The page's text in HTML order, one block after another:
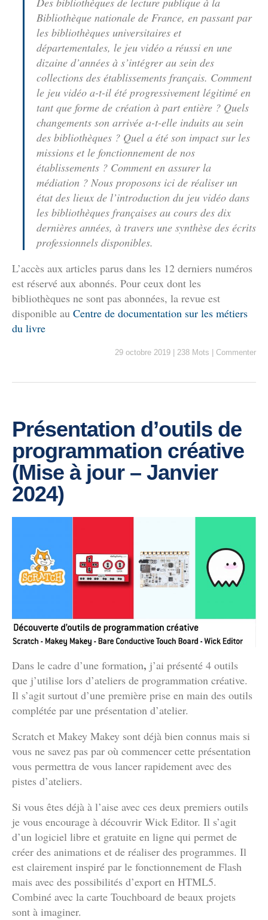
Bibliothèque nationale de France, en passant par
les bibliothèques universitaires et
départementales, le jeu vidéo a réussi en une
dizaine d’années à s’intégrer au sein des
collections des établissements français. Comment
le jeu vidéo a-t-il été progressivement légitimé en
tant que forme de création à part entière ? Quels
changements son arrivée a-t-elle induits au sein
des bibliothèques ? Quel a été son impact sur les
missions et le fonctionnement de nos
établissements ? Comment en assurer la
médiation ? Nous proposons ici de réaliser un
état des lieux de l’introduction du jeu vidéo dans
les bibliothèques françaises au cours des dix
dernières années, à travers une synthèse des écrits
professionnels disponibles.
L’accès aux articles parus dans les 12 derniers numéros
est réservé aux abonnés. Pour ceux dont les
bibliothèques ne sont pas abonnées, la revue est
disponible au Centre de documentation sur les métiers
du livre
29 octobre 2019 238 Mots Commenter
Présentation d’outils de
programmation créative
(Mise à jour – Janvier
2024)
Dans le cadre d’une formation, j’ai présenté 4 outils
que j’utilise lors d’ateliers de programmation créative.
Il s’agit surtout d’une première prise en main des outils
complétée par une présentation d’atelier.
Scratch et Makey Makey sont déjà bien connus mais si
vous ne savez pas par où commencer cette présentation
vous permettra de vous lancer rapidement avec des
pistes d’ateliers.
Si vous êtes déjà à l’aise avec ces deux premiers outils
je vous encourage à découvrir Wick Editor. Il s’agit
d’un logiciel libre et gratuite en ligne qui permet de
créer des animations et de réaliser des programmes. Il
est clairement inspiré par le fonctionnement de Flash
mais avec des possibilités d’export en HTML5.
Combiné avec la carte Touchboard de beaux projets
sont à imaginer.